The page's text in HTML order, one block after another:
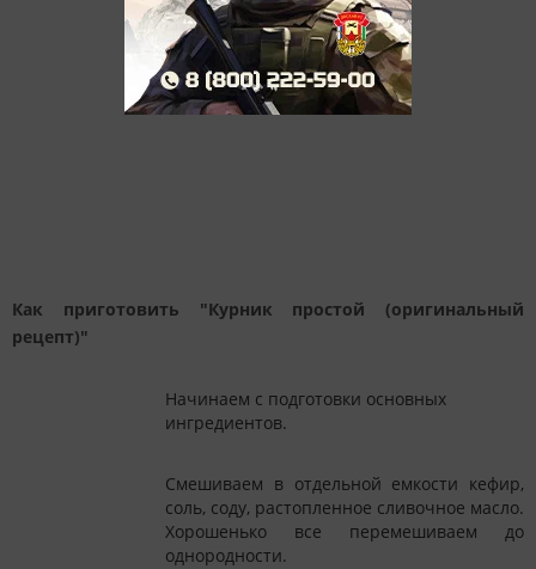
Как приготовить "Курник простой (оригинальный
рецепт)"
Начинаем с подготовки основных
ингредиентов.
Смешиваем в отдельной емкости кефир,
соль, соду, растопленное сливочное масло.
Хорошенько все перемешиваем до
однородности.